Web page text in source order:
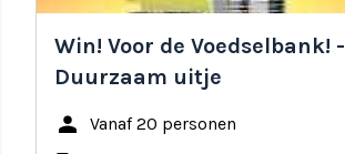
Win! Voor de Voedselbank! -
Duurzaam uitje
person Vanaf 20 personen